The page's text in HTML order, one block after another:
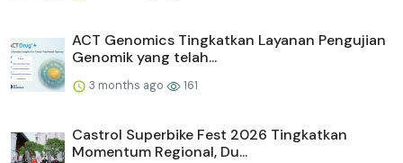
ACT Genomics Tingkatkan Layanan Pengujian
Genomik yang telah...
3 months ago 161
Castrol Superbike Fest 2026 Tingkatkan
Momentum Regional, Du...